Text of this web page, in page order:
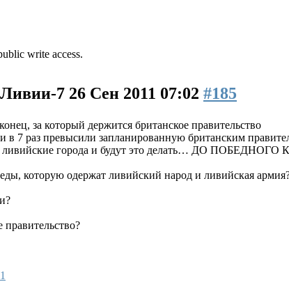
write access.
7 26 Сен 2011 07:02 #185
за который держится британское правительство
7 раз превысили запланированную британским
ливийские города и будут это делать… ДО
которую одержат ливийский народ и ливийская
правительство?